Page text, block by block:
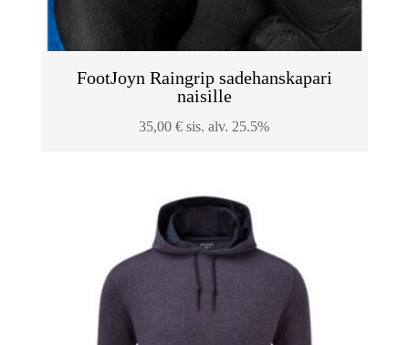
FootJoyn Raingrip sadehanskapari
naisille
35,00€ sis. alv. 25.5%